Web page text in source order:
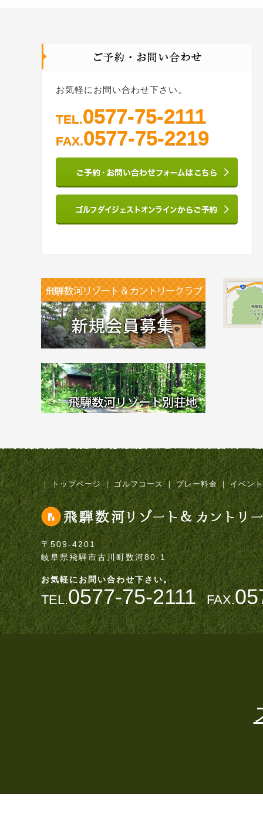
お気軽にお問い合わせ下さい。
TEL.0577-75-2111
FAX.0577-75-2219
｜ トップページ ｜ ゴルフコース ｜ プレー料金 ｜ イベン
〒509-4201
岐阜県飛騨市古川町数河80-1
お気軽にお問い合わせ下さい。
TEL.0577-75-2111 FAX.